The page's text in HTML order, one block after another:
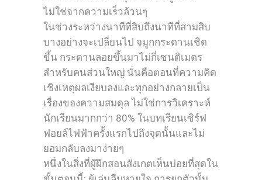
ไม่ใช่จากความเร็วล้วนๆ
ในช่วงระหว่างนาทีที่สิบถึงนาทีที่สามสิบ
บางอย่างจะเปลี่ยนไป จมูกกระดานเชิด
ขึ้น กระดานลอยขึ้นมาไม่กี่เซนติเมตร
สำหรับคนส่วนใหญ่ นั่นคือตอนที่ความคิด
เชิงเหตุผลเงียบลงและทุกอย่างกลายเป็น
เรื่องของความสมดุล ไม่ใช่การวิเคราะห์
นักเรียนมากกว่า 80% ในบทเรียนเซิร์ฟ
ฟอยล์ไฟฟ้าครั้งแรกไปถึงจุดนั้นและไม่
ยอมกลับลงมาง่ายๆ
หนึ่งในสิ่งที่ผู้ฝึกสอนสังเกตเห็นบ่อยที่สุดใน